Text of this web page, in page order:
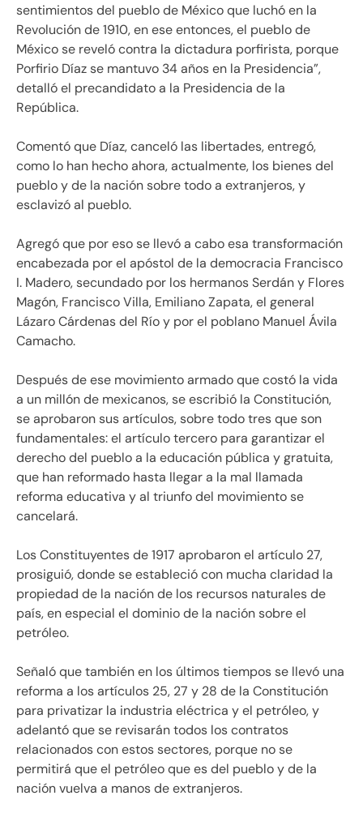
sentimientos del pueblo de México que luchó en la
Revolución de 1910, en ese entonces, el pueblo de
México se reveló contra la dictadura porfirista, porque
Porfirio Díaz se mantuvo 34 años en la Presidencia”,
detalló el precandidato a la Presidencia de la
República.
Comentó que Díaz, canceló las libertades, entregó,
como lo han hecho ahora, actualmente, los bienes del
pueblo y de la nación sobre todo a extranjeros, y
esclavizó al pueblo.
Agregó que por eso se llevó a cabo esa transformación
encabezada por el apóstol de la democracia Francisco
I. Madero, secundado por los hermanos Serdán y Flores
Magón, Francisco Villa, Emiliano Zapata, el general
Lázaro Cárdenas del Río y por el poblano Manuel Ávila
Camacho.
Después de ese movimiento armado que costó la vida
a un millón de mexicanos, se escribió la Constitución,
se aprobaron sus artículos, sobre todo tres que son
fundamentales: el artículo tercero para garantizar el
derecho del pueblo a la educación pública y gratuita,
que han reformado hasta llegar a la mal llamada
reforma educativa y al triunfo del movimiento se
cancelará.
Los Constituyentes de 1917 aprobaron el artículo 27,
prosiguió, donde se estableció con mucha claridad la
propiedad de la nación de los recursos naturales de
país, en especial el dominio de la nación sobre el
petróleo.
Señaló que también en los últimos tiempos se llevó una
reforma a los artículos 25, 27 y 28 de la Constitución
para privatizar la industria eléctrica y el petróleo, y
adelantó que se revisarán todos los contratos
relacionados con estos sectores, porque no se
permitirá que el petróleo que es del pueblo y de la
nación vuelva a manos de extranjeros.